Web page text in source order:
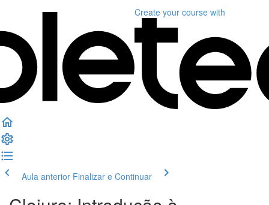
Create your course with
Aula anterior Finalizar e Continuar